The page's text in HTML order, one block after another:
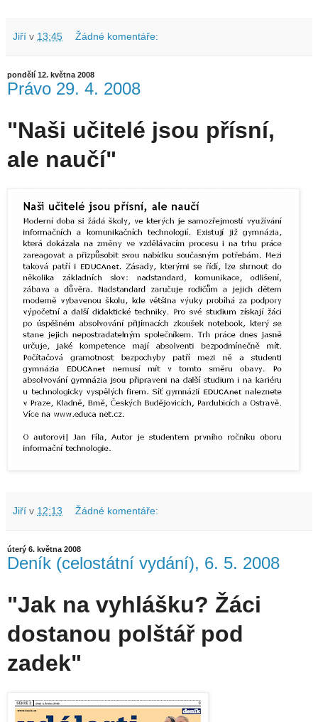
Jiří v 13:45 Žádné komentáře:
pondělí 12. května 2008
Právo 29. 4. 2008
"Naši učitelé jsou přísní,
ale naučí"
Jiří v 12:13 Žádné komentáře:
úterý 6. května 2008
Deník (celostátní vydání), 6. 5. 2008
"Jak na vyhlášku? Žáci
dostanou polštář pod
zadek"